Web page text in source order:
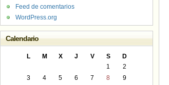
Feed de comentarios
WordPress.org
Calendario
L M X J V S
D
1
2
3
4 5 6 7 8
9